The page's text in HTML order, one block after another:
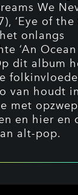
We
‘Eye of
onlangs
‘An
dit album
van houdt in
met
en hier en
alt-pop.